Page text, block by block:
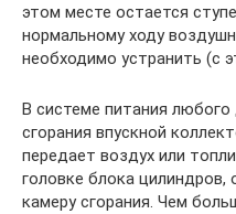
этом месте остается
нормальному ходу
необходимо устранить (с
В системе питания любого
сгорания впускной
передает воздух или
головке блока цилиндров,
камеру сгорания. Чем